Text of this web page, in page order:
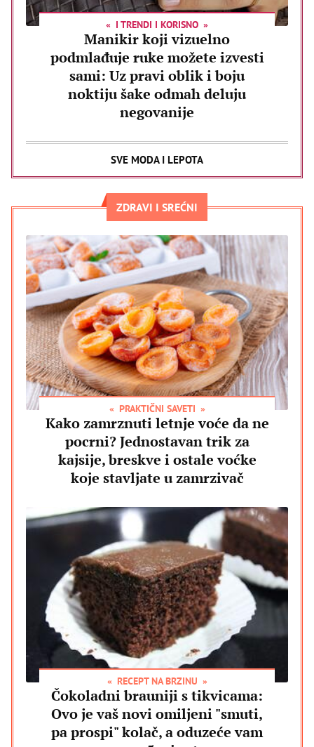
I TRENDI I KORISNO
Manikir koji vizuelno
podmlađuje ruke možete izvesti
sami: Uz pravi oblik i boju
noktiju šake odmah deluju
negovanije
SVE MODA I LEPOTA
ZDRAVI I SREĆNI
PRAKTIČNI SAVETI
Kako zamrznuti letnje voće da ne
pocrni? Jednostavan trik za
kajsije, breskve i ostale voćke
koje stavljate u zamrzivač
RECEPT NA BRZINU
Čokoladni brauniji s tikvicama:
Ovo je vaš novi omiljeni "smuti,
pa prospi" kolač, a oduzeće vam